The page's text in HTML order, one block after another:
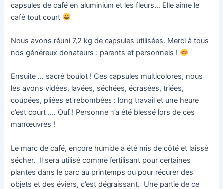
capsules de café en aluminium et les fleurs… Elle aime le
café tout court
Nous avons réuni 7,2 kg de capsules utilisées. Merci à tous
nos généreux donateurs : parents et personnels !
Ensuite … sacré boulot ! Ces capsules multicolores, nous
les avons vidées, lavées, séchées, écrasées, triées,
coupées, pliées et rebombées : long travail et une heure
c’est court .… Ouf ! Personne n’a été blessé lors de ces
manœuvres !
Le marc de café, encore humide a été mis de côté et laissé
sécher. Il sera utilisé comme fertilisant pour certaines
plantes dans le parc au printemps ou pour récurer des
objets et des éviers, c’est dégraissant. Une partie de ce